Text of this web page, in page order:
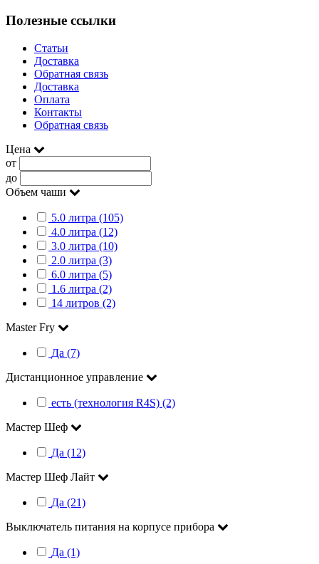
Полезные ссылки
Статьи
Доставка
Обратная связь
Доставка
Оплата
Контакты
Обратная связь
Цена
от
до
Объем чаши
5.0 литра (105)
4.0 литра (12)
3.0 литра (10)
2.0 литра (3)
6.0 литра (5)
1.6 литра (2)
14 литров (2)
Master Fry
Да (7)
Дистанционное управление
есть (технология R4S) (2)
Мастер Шеф
Да (12)
Мастер Шеф Лайт
Да (21)
Выключатель питания на корпусе прибора
Да (1)